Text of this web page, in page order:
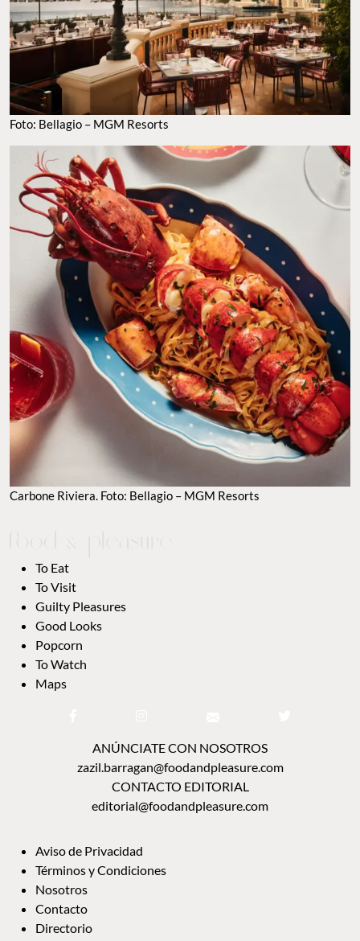
CARBONE RIVIERA. FOTO: BELLAGIO – MGM RESORTS
TO EAT
TO VISIT
GUILTY PLEASURES
GOOD LOOKS
POPCORN
ANÚNCIATE CON NOSOTROS
zazil.barragan@foodandpleasure.com
TÉRMINOS Y CONDICIONES
NOSOTROS
© 2018-2023 Food and Pleasure. Todos los derechos reservados. The Cool Spot Group SL.